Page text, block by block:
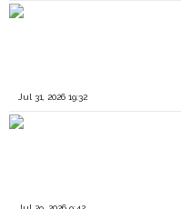
Jul 31, 2026 19:32